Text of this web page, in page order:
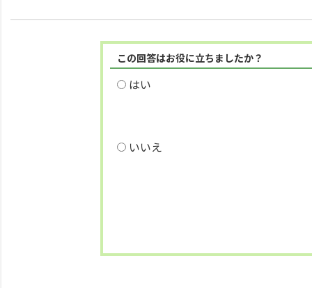
この回答はお役に立ちましたか？
はい
いいえ